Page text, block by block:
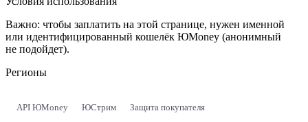
Важно: чтобы заплатить на этой странице, нужен именной
или идентифицированный кошелёк ЮMoney (анонимный
не подойдет).
Регионы
API ЮMoney ЮСтрим Защита покупателя